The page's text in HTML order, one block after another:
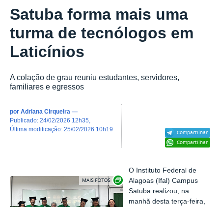
Satuba forma mais uma
turma de tecnólogos em
Laticínios
A colação de grau reuniu estudantes, servidores,
familiares e egressos
Compartilhar
Compartilhar
por Adriana Cirqueira —
publicado: 24/02/2026 12h35
última modificação: 25/02/2026 10h19
Exibir carrossel de imagens
O Instituto Federal de
Alagoas (Ifal) Campus
Satuba realizou, na
manhã desta terça-feira,